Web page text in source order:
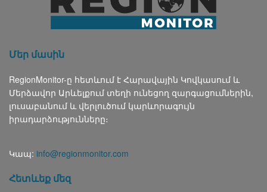
Մեր մասին
RegionMonitor-ը հետևում է Հարավային Կովկասում և
Մերձավոր Արևելքում տեղի ունեցող զարգացումներին,
լուսաբանում և վերլուծում կարևորագույն
իրադարձությունները։
Կապ: info@regionmonitor.com
Հետևեք մեզ